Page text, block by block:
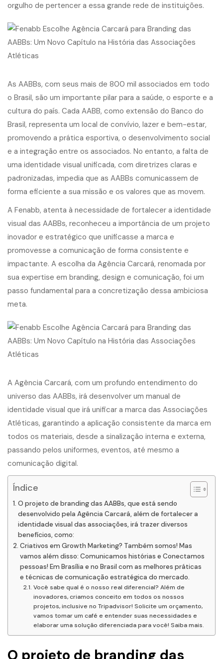
orgulho de pertencer a essa grande rede de instituições.
As AABBs, com seus mais de 800 mil associados em todo
o Brasil, são um importante pilar para a saúde, o esporte e a
cultura do país. Cada AABB, como extensão do Banco do
Brasil, representa um local de convívio, lazer e bem-estar,
promovendo a prática esportiva, o desenvolvimento social
e a integração entre os associados. No entanto, a falta de
uma identidade visual unificada, com diretrizes claras e
padronizadas, impedia que as AABBs comunicassem de
forma eficiente a sua missão e os valores que as movem.
A Fenabb, atenta à necessidade de fortalecer a identidade
visual das AABBs, reconheceu a importância de um projeto
inovador e estratégico que unificasse a marca e
promovesse a comunicação de forma consistente e
impactante. A escolha da Agência Carcará, renomada por
sua expertise em branding, design e comunicação, foi um
passo fundamental para a concretização dessa ambiciosa
meta.
A Agência Carcará, com um profundo entendimento do
universo das AABBs, irá desenvolver um manual de
identidade visual que irá unificar a marca das Associações
Atléticas, garantindo a aplicação consistente da marca em
todos os materiais, desde a sinalização interna e externa,
passando pelos uniformes, eventos, até mesmo a
comunicação digital.
Índice
O projeto de branding das AABBs, que está sendo
desenvolvido pela Agência Carcará, além de fortalecer a
identidade visual das associações, irá trazer diversos
benefícios, como:
Criativos em Growth Marketing? Também somos! Mas
vamos além disso: Comunicamos histórias e Conectamos
pessoas! Em Brasília e no Brasil com as melhores práticas
e técnicas de comunicação estratégica do mercado.
Você sabe qual é o nosso real diferencial? Além de
inovadores, criamos conceito em todos os nossos
projetos, inclusive no Tripadvisor! Solicite um orçamento,
vamos tomar um café e entender suas necessidades e
elaborar uma solução diferenciada para você! Saiba mais.
O projeto de branding das